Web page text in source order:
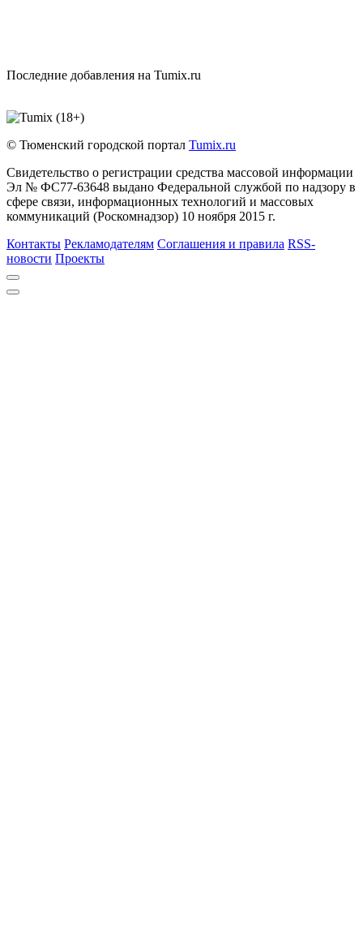
Последние добавления на Tumix.ru
© Тюменский городской портал Tumix.ru
Свидетельство о регистрации средства массовой информации
Эл № ФС77-63648 выдано Федеральной службой по надзору в
сфере связи, информационных технологий и массовых
коммуникаций (Роскомнадзор) 10 ноября 2015 г.
Контакты Рекламодателям Соглашения и правила RSS-
новости Проекты